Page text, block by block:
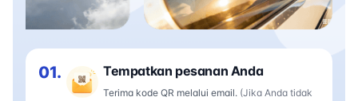
01. Tempatkan pesanan Anda
Terima kode QR melalui email. (Jika Anda tidak